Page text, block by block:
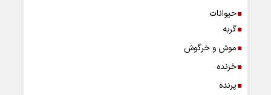
حیوانات
گربه
موش و خرگوش
خزنده
پرنده